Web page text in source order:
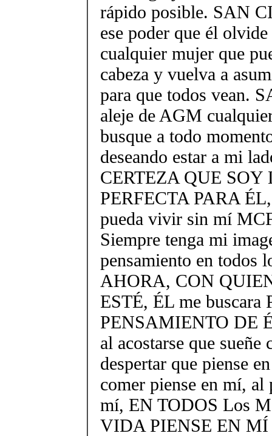
rápido posible. SAN
ese poder que él
cualquier mujer que
cabeza y vuelva a
para que todos vean.
aleje de AGM
busque a todo
deseando estar a mi
CERTEZA QUE SOY
PERFECTA PARA
pueda vivir sin mí
Siempre tenga mi
pensamiento en todos
AHORA, CON
ESTÉ, ÉL me buscara
PENSAMIENTO DE
al acostarse que sueñe
despertar que piense
comer piense en mí, al
mí, EN TODOS Los
VIDA PIENSE EN MÍ